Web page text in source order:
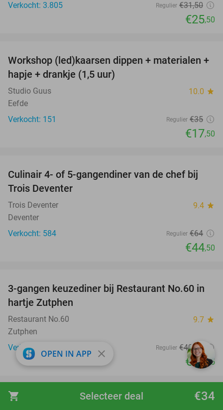
shopping_cart €34
Selecteer deal
Verkocht: 3.805
Regulier €31,50
€25,50
50%
Workshop (led)kaarsen dippen + materialen +
hapje + drankje (1,5 uur)
Studio Guus 10.0 star
Eefde
Verkocht: 151
Regulier €35
€17,50
30%
Culinair 4- of 5-gangendiner van de chef bij
Trois Deventer
Trois Deventer 9.4 star
Deventer
Verkocht: 584
Regulier €64
€44,50
39%
3-gangen keuzediner bij Restaurant No.60 in
hartje Zutphen
Restaurant No.60 9.7 star
Zutphen
Verkocht: 139
Regulier €49,20
€29,95
Overnachting voor 2 + evt. ontbijt en 3-
OPEN IN APP close